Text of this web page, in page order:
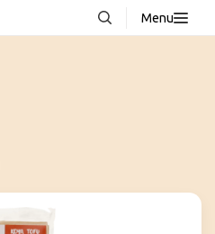
Menu
Recepten